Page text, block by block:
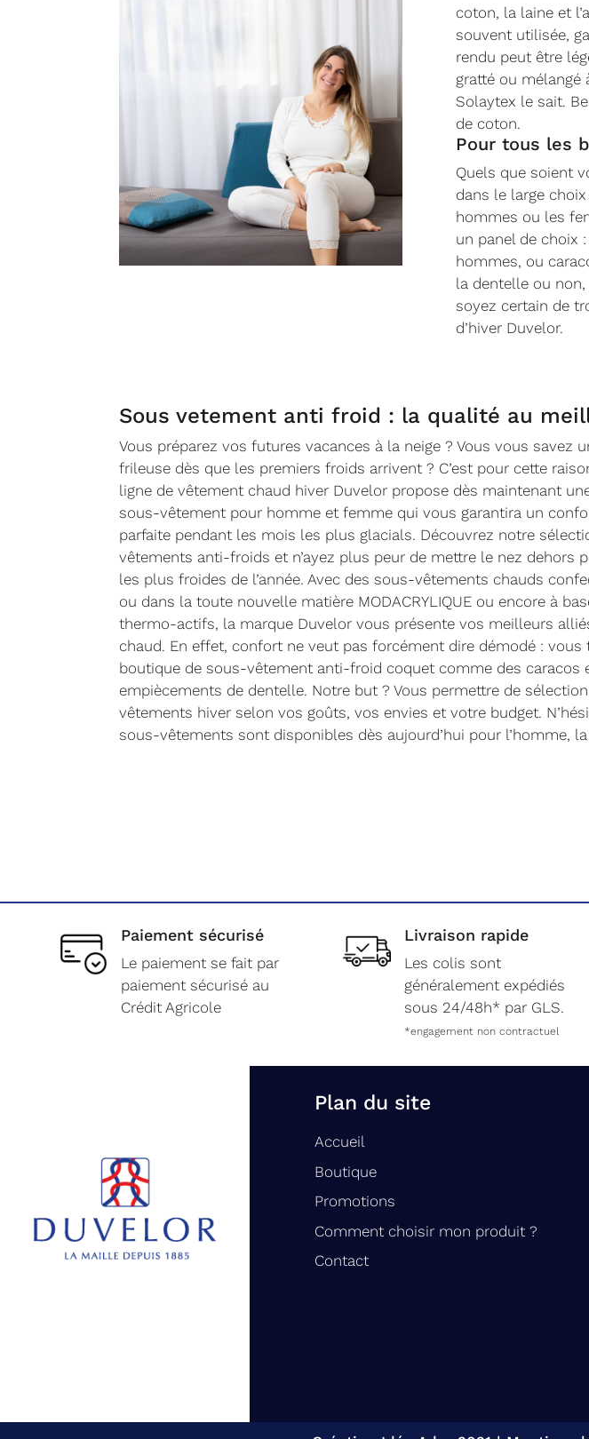
coton, la laine et
souvent utilisée,
rendu peut être
gratté ou mélangé
Solaytex le sait.
de coton.
Pour tous les
Quels que soient
dans le large
hommes ou les
un panel de choix
hommes, ou
la dentelle ou
soyez certain de
d’hiver Duvelor.
Sous vetement anti froid : la qualité au
Vous préparez vos futures vacances à la neige ? Vous vous savez
frileuse dès que les premiers froids arrivent ? C’est pour cette
ligne de vêtement chaud hiver Duvelor propose dès maintenant
sous-vêtement pour homme et femme qui vous garantira un
parfaite pendant les mois les plus glacials. Découvrez notre
vêtements anti-froids et n’ayez plus peur de mettre le nez dehors
les plus froides de l’année. Avec des sous-vêtements chauds
ou dans la toute nouvelle matière MODACRYLIQUE ou encore à
thermo-actifs, la marque Duvelor vous présente vos meilleurs
chaud. En effet, confort ne veut pas forcément dire démodé : vous
boutique de sous-vêtement anti-froid coquet comme des caracos
empiècements de dentelle. Notre but ? Vous permettre de
vêtements hiver selon vos goûts, vos envies et votre budget.
sous-vêtements sont disponibles dès aujourd’hui pour l’homme,
Paiement sécurisé
Le paiement se fait par
paiement sécurisé au
Crédit Agricole
Livraison rapide
Les colis sont
généralement expédiés
sous 24/48h* par GLS.
*engagement non contractuel
Plan du site
Accueil
Boutique
Promotions
Comment choisir mon produit ?
Contact